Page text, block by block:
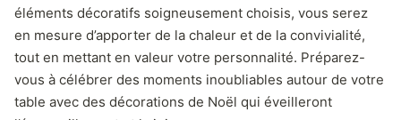
éléments décoratifs soigneusement choisis, vous serez
en mesure d’apporter de la chaleur et de la convivialité,
tout en mettant en valeur votre personnalité. Préparez-
vous à célébrer des moments inoubliables autour de votre
table avec des décorations de Noël qui éveilleront